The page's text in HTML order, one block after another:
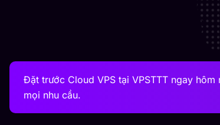
Đặt trước Cloud VPS tại VPSTTT ngay
mọi nhu cầu.